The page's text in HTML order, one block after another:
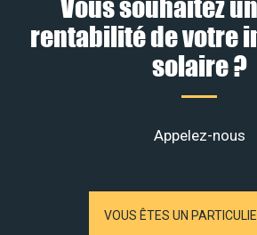
Vous souhaitez
rentabilité de votre
solaire ?
Appelez-nous
VOUS ÊTES UN